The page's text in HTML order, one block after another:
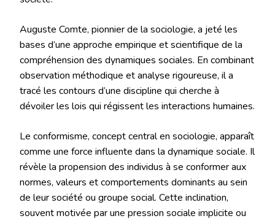
Auguste Comte, pionnier de la sociologie, a jeté les
bases d’une approche empirique et scientifique de la
compréhension des dynamiques sociales. En combinant
observation méthodique et analyse rigoureuse, il a
tracé les contours d’une discipline qui cherche à
dévoiler les lois qui régissent les interactions humaines.
Le conformisme, concept central en sociologie, apparaît
comme une force influente dans la dynamique sociale. Il
révèle la propension des individus à se conformer aux
normes, valeurs et comportements dominants au sein
de leur société ou groupe social. Cette inclination,
souvent motivée par une pression sociale implicite ou